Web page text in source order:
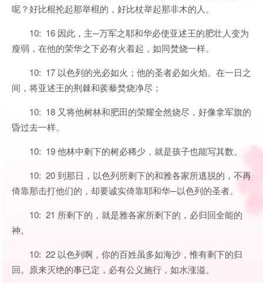
呢？好比棍抡起那举棍的，好比杖举起那非木的人。
10: 16 因此，主─万军之耶和华必使亚述王的肥壮人变为
瘦弱，在他的荣华之下必有火着起，如同焚烧一样。
10: 17 以色列的光必如火；他的圣者必如火焰。在一日之
间，将亚述王的荆棘和蒺藜焚烧净尽；
10: 18 又将他树林和肥田的荣耀全然烧尽，好像拿军旗的
昏过去一样。
10: 19 他林中剩下的树必稀少，就是孩子也能写其数。
10: 20 到那日，以色列所剩下的和雅各家所逃脱的，不再
倚靠那击打他们的，却要诚实倚靠耶和华─以色列的圣者。
10: 21 所剩下的，就是雅各家所剩下的，必归回全能的
神。
10: 22 以色列啊，你的百姓虽多如海沙，惟有剩下的归
回。原来灭绝的事已定，必有公义施行，如水涨溢。